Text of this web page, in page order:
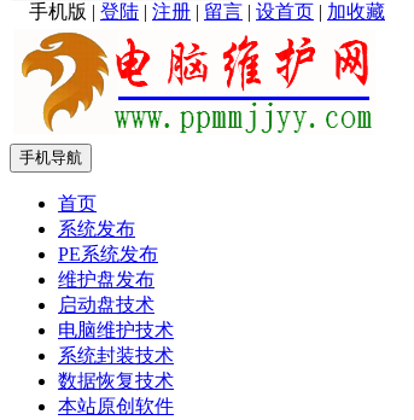
手机版 | 登陆 | 注册 | 留言 | 设首页 | 加收藏
手机导航
首页
系统发布
PE系统发布
维护盘发布
启动盘技术
电脑维护技术
系统封装技术
数据恢复技术
本站原创软件